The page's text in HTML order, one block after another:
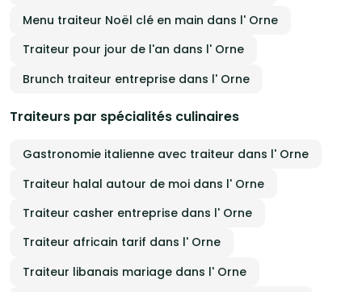
Menu traiteur Noël clé en main dans l' Orne
Traiteur pour jour de l'an dans l' Orne
Brunch traiteur entreprise dans l' Orne
Traiteurs par spécialités culinaires
Gastronomie italienne avec traiteur dans l' Orne
Traiteur halal autour de moi dans l' Orne
Traiteur casher entreprise dans l' Orne
Traiteur africain tarif dans l' Orne
Traiteur libanais mariage dans l' Orne